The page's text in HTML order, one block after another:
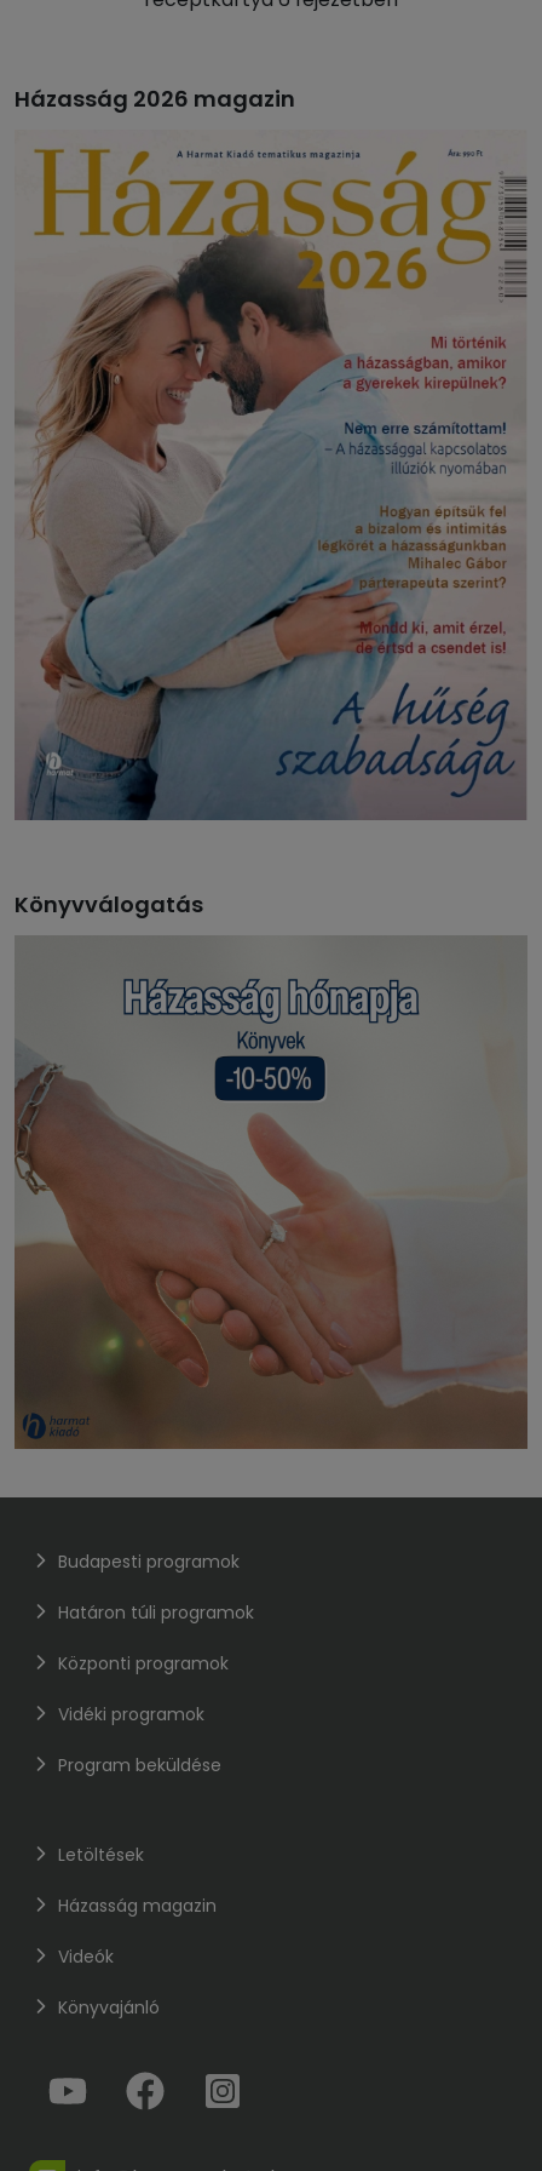
Házasság 2026 magazin
Könyvválogatás
Budapesti programok
Határon túli programok
Központi programok
Vidéki programok
Program beküldése
Letöltések
Házasság magazin
Videók
Könyvajánló